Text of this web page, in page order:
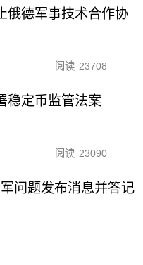
俄德军事技术合作协
阅读 23708
稳定币监管法案
阅读 23090
问题发布消息并答记